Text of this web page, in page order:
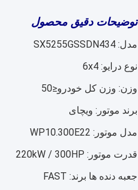
توضیحات دقیق محصول
مدل: SX5255GSSDN434
نوع درایو: 6x4
وزن: وزن کل خودرو≤50
برند موتور: ویچای
مدل موتور: WP10.300E22
قدرت موتور: 220kW / 300HP
جعبه دنده ها برند: FAST